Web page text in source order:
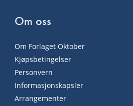
Om oss
Om Forlaget Oktober
Kjøpsbetingelser
Personvern
Informasjonskapsler
Arrangementer